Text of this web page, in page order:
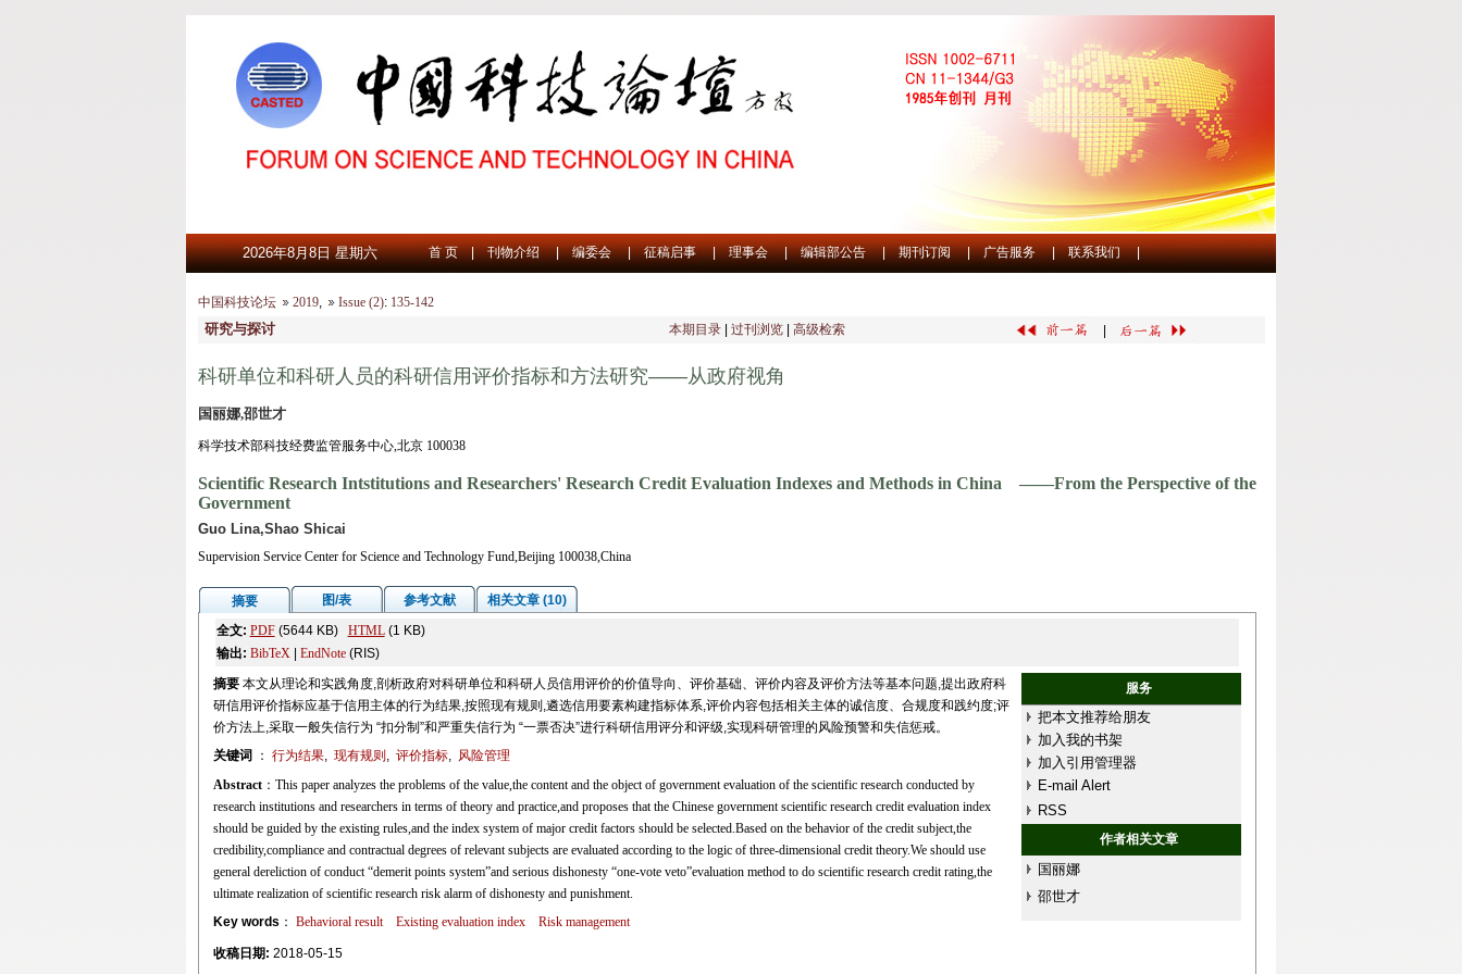
2026年8月8日 星期六 首 页 | 刊物介绍 | 编委会 | 征稿启事 | 理事会 | 编辑部公告 | 期刊订阅 | 广告服务 | 联系我们 |
中国科技论坛 2019, Issue (2):135-142
研究与探讨 本期目录 过刊浏览 高级检索
科研单位和科研人员的科研信用评价指标和方法研究——从政府视角
国丽娜,邵世才
科学技术部科技经费监管服务中心,北京 100038
Scientific Research Intstitutions and Researchers' Research Credit Evaluation Indexes and Methods in China ——From the Perspective of the
Government
Guo Lina,Shao Shicai
Supervision Service Center for Science and Technology Fund,Beijing 100038,China
摘要 图/表 参考文献
相关文章 (10)
全文: PDF(5644 KB) HTML(1 KB)
输出: BibTeX| EndNote(RIS)
摘要 本文从理论和实践角度,剖析政府对科研单位和科研人员信用评价的价值导向、评价基础、评价内容及评价方法等基本问题,提出政府科
研信用评价指标应基于信用主体的行为结果,按照现有规则,遴选信用要素构建指标体系,评价内容包括相关主体的诚信度、合规度和践约度;评
价方法上,采取一般失信行为 “扣分制”和严重失信行为 “一票否决”进行科研信用评分和评级,实现科研管理的风险预警和失信惩戒。
服务
把本文推荐给朋友
加入我的书架
加入引用管理器
E-mail Alert
RSS
作者相关文章
国丽娜
邵世才
关键词 ： 行为结果, 现有规则 , 评价指标, 风险管理
Abstract：This paper analyzes the problems of the value,the content and the object of government evaluation of the scientific research conducted by
research institutions and researchers in terms of theory and practice,and proposes that the Chinese government scientific research credit evaluation index
should be guided by the existing rules,and the index system of major credit factors should be selected.Based on the behavior of the credit subject,the
credibility,compliance and contractual degrees of relevant subjects are evaluated according to the logic of three-dimensional credit theory.We should use
general dereliction of conduct “demerit points system”and serious dishonesty “one-vote veto”evaluation method to do scientific research credit rating,the
ultimate realization of scientific research risk alarm of dishonesty and punishment.
Key words ： Behavioral result Existing evaluation index Risk management
收稿日期: 2018-05-15